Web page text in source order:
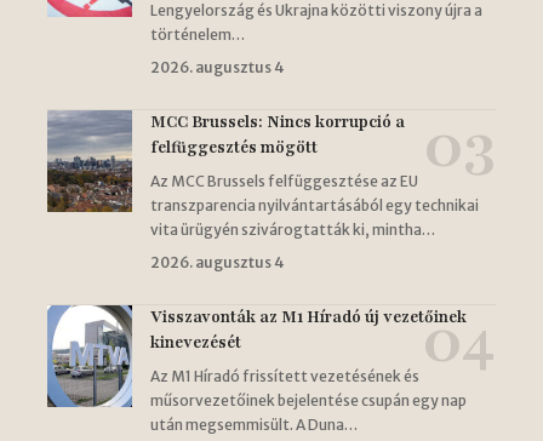
Lengyelország és Ukrajna közötti viszony újra a
történelem…
2026. augusztus 4
MCC Brussels: Nincs korrupció a
felfüggesztés mögött
Az MCC Brussels felfüggesztése az EU
transzparencia nyilvántartásából egy technikai
vita ürügyén szivárogtatták ki, mintha…
2026. augusztus 4
Visszavonták az M1 Híradó új vezetőinek
kinevezését
Az M1 Híradó frissített vezetésének és
műsorvezetőinek bejelentése csupán egy nap
után megsemmisült. A Duna…